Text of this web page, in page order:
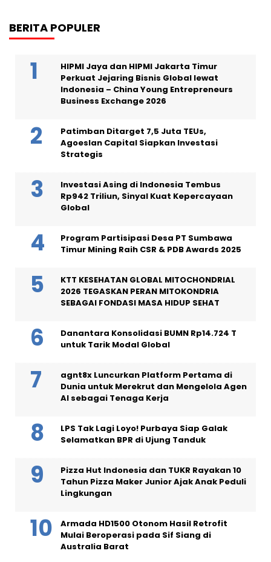
BERITA POPULER
HIPMI Jaya dan HIPMI Jakarta Timur
Perkuat Jejaring Bisnis Global lewat
Indonesia – China Young Entrepreneurs
Business Exchange 2026
Patimban Ditarget 7,5 Juta TEUs,
Agoeslan Capital Siapkan Investasi
Strategis
Investasi Asing di Indonesia Tembus
Rp942 Triliun, Sinyal Kuat Kepercayaan
Global
Program Partisipasi Desa PT Sumbawa
Timur Mining Raih CSR & PDB Awards 2025
KTT KESEHATAN GLOBAL MITOCHONDRIAL
2026 TEGASKAN PERAN MITOKONDRIA
SEBAGAI FONDASI MASA HIDUP SEHAT
Danantara Konsolidasi BUMN Rp14.724 T
untuk Tarik Modal Global
agnt8x Luncurkan Platform Pertama di
Dunia untuk Merekrut dan Mengelola Agen
AI sebagai Tenaga Kerja
LPS Tak Lagi Loyo! Purbaya Siap Galak
Selamatkan BPR di Ujung Tanduk
Pizza Hut Indonesia dan TUKR Rayakan 10
Tahun Pizza Maker Junior Ajak Anak Peduli
Lingkungan
Armada HD1500 Otonom Hasil Retrofit
Mulai Beroperasi pada Sif Siang di
Australia Barat